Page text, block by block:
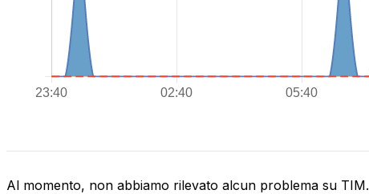
Al momento, non abbiamo rilevato alcun problema su TIM.